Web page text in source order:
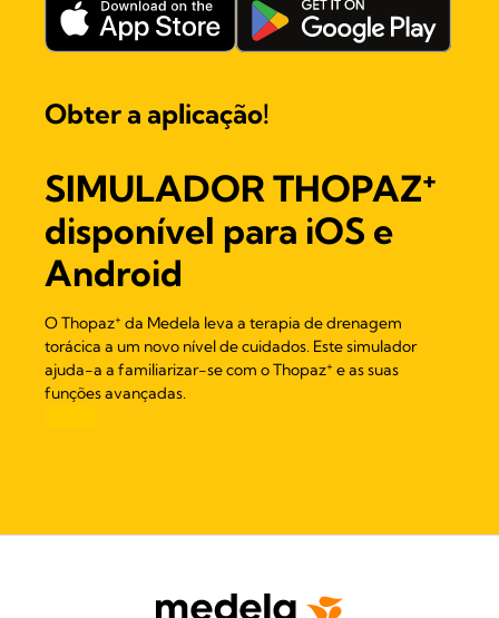
Obter a aplicação!
SIMULADOR THOPAZ+
disponível para iOS e
Android
O Thopaz+ da Medela leva a terapia de drenagem
torácica a um novo nível de cuidados. Este simulador
ajuda-a a familiarizar-se com o Thopaz+ e as suas
funções avançadas.